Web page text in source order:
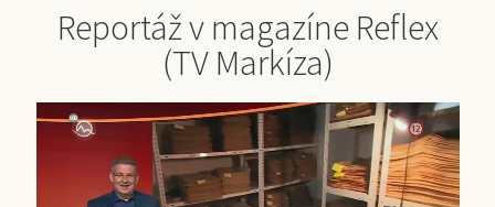
Reportáž v magazíne Reflex
(TV Markíza)